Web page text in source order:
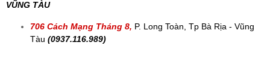
VŨNG TÀU
706 Cách Mạng Tháng 8, P. Long Toàn, Tp Bà Rịa - Vũng
Tàu (0937.116.989)